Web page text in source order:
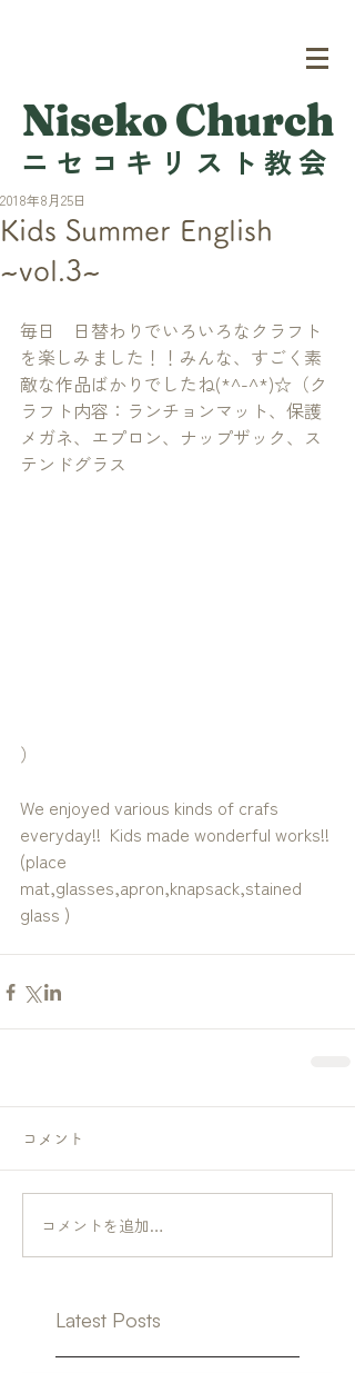
Niseko Church
ニセコキリスト教会
Kids Summer English
~vol.3~
2018年8月25日
毎日　日替わりでいろいろなクラフト
を楽しみました！！みんな、すごく素
敵な作品ばかりでしたね(*^-^*)☆（ク
ラフト内容：ランチョンマット、保護
メガネ、エプロン、ナップザック、ス
テンドグラス
）
We enjoyed various kinds of crafs
everyday!!  Kids made wonderful works!!
(place
mat,glasses,apron,knapsack,stained
glass )
コメント
コメントを追加…
Latest Posts